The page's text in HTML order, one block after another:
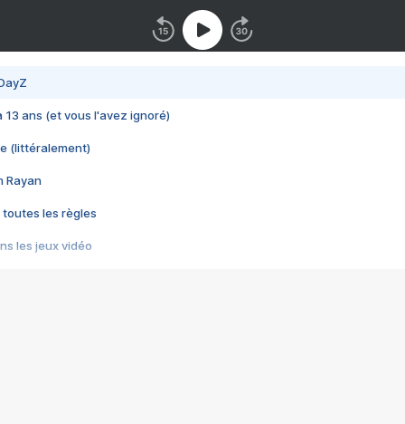
13 ans (et vous l'avez ignoré)
(littéralement)
Rayan
toutes les règles
les jeux vidéo